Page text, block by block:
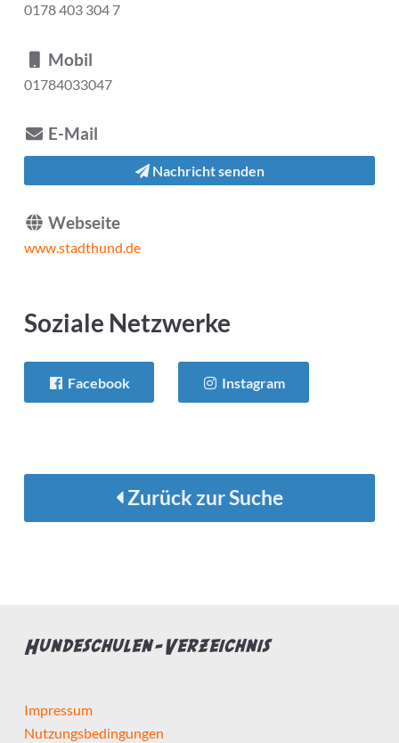
0178 403 304 7
Mobil
01784033047
E-Mail
Nachricht senden
Webseite
www.stadthund.de
Soziale Netzwerke
Facebook Instagram
Zurück zur Suche
Hundeschulen-Verzeichnis
Impressum
Nutzungsbedingungen